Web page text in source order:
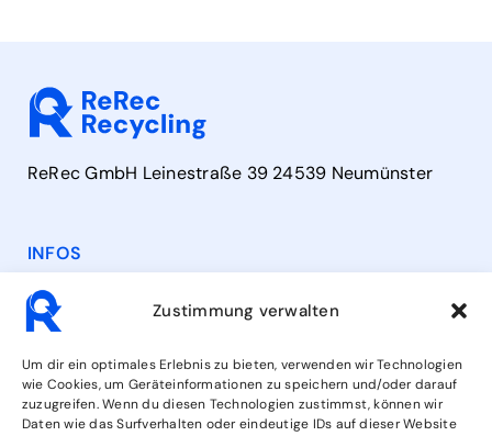
Zustimmung verwalten
Um dir ein optimales Erlebnis zu bieten, verwenden wir Technologien
wie Cookies, um Geräteinformationen zu speichern und/oder darauf
zuzugreifen. Wenn du diesen Technologien zustimmst, können wir
Daten wie das Surfverhalten oder eindeutige IDs auf dieser Website
ReRec GmbH Leinestraße 39 24539 Neumünster
INFOS
Contact
Heures d'ouverture
Services